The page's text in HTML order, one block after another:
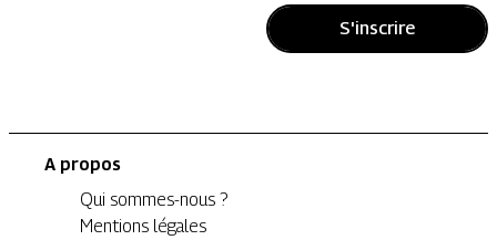
S'inscrire
A propos
Qui sommes-nous ?
Mentions légales